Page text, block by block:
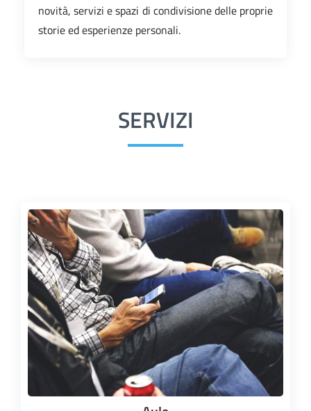
novità, servizi e spazi di condivisione delle proprie
storie ed esperienze personali.
SERVIZI